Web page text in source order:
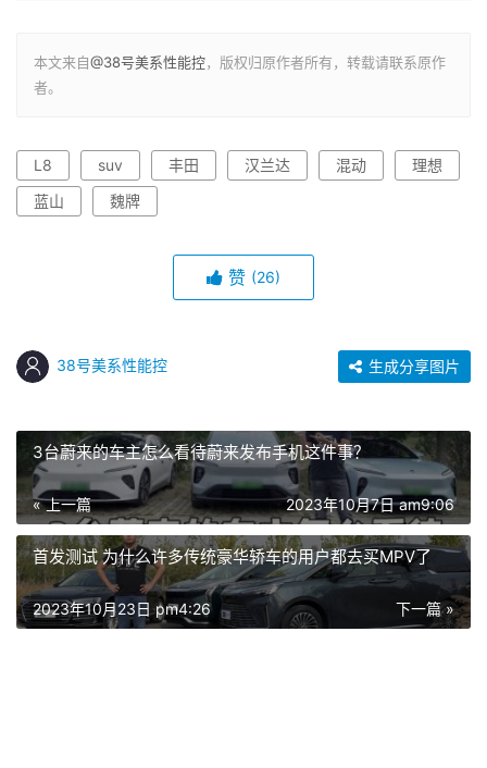
本文来自@38号美系性能控，版权归原作者所有，转载请联系原作
者。
L8 suv 丰田 汉兰达 混动
理想
蓝山
魏牌
赞 (26)
38号美系性能控 生成分享图片
3台蔚来的车主怎么看待蔚来发布手机这件事？
« 上一篇 2023年10月7日 am9:06
首发测试 为什么许多传统豪华轿车的用户都去买MPV了
下一篇 »
2023年10月23日 pm4:26